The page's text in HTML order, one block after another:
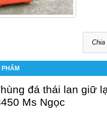
Chia
PHẨM
đá thái lan giữ
Ms Ngọc